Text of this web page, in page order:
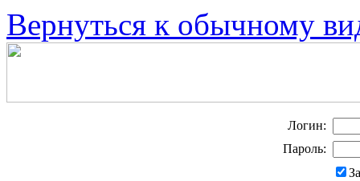
Вернуться к обычному
Логин:
Пароль: